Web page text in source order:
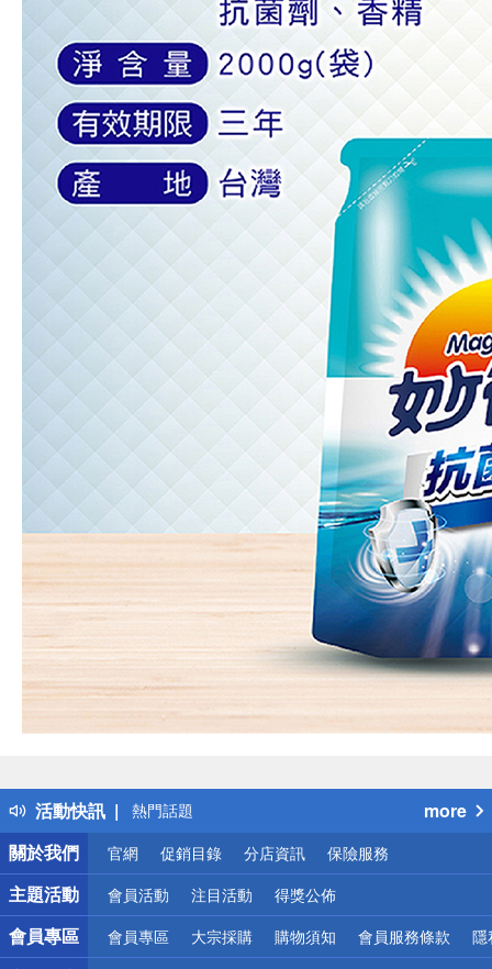
活動快訊
偏遠地區配送
得獎公告
熱門話題
銀行優惠
偏遠地區配送
詐騙網頁！請小心！
more
關於我們
官網 促銷目錄 分店資訊 保險服務
主題活動 會員活動 注目活動 得獎公佈
會員專區 會員專區 大宗採購 購物須知 會員服務條款 隱